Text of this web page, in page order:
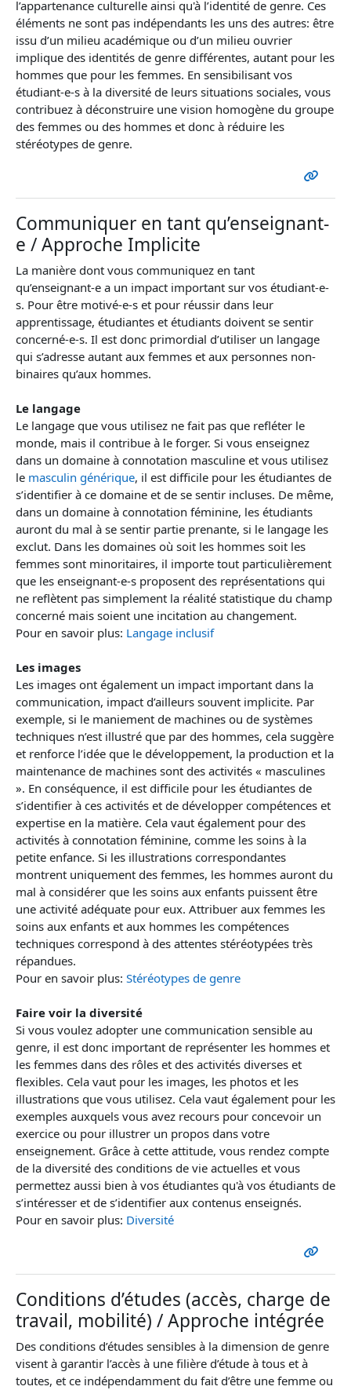
l’appartenance culturelle ainsi qu'à l’identité de genre. Ces
éléments ne sont pas indépendants les uns des autres: être
issu d’un milieu académique ou d’un milieu ouvrier
implique des identités de genre différentes, autant pour les
hommes que pour les femmes. En sensibilisant vos
étudiant-e-s à la diversité de leurs situations sociales, vous
contribuez à déconstruire une vision homogène du groupe
des femmes ou des hommes et donc à réduire les
stéréotypes de genre.
Communiquer en tant qu’enseignant-
e / Approche Implicite
La manière dont vous communiquez en tant
qu’enseignant-e a un impact important sur vos étudiant-e-
s. Pour être motivé-e-s et pour réussir dans leur
apprentissage, étudiantes et étudiants doivent se sentir
concerné-e-s. Il est donc primordial d’utiliser un langage
qui s’adresse autant aux femmes et aux personnes non-
binaires qu’aux hommes.
Le langage
Le langage que vous utilisez ne fait pas que refléter le
monde, mais il contribue à le forger. Si vous enseignez
dans un domaine à connotation masculine et vous utilisez
le masculin générique, il est difficile pour les étudiantes de
s’identifier à ce domaine et de se sentir incluses. De même,
dans un domaine à connotation féminine, les étudiants
auront du mal à se sentir partie prenante, si le langage les
exclut. Dans les domaines où soit les hommes soit les
femmes sont minoritaires, il importe tout particulièrement
que les enseignant-e-s proposent des représentations qui
ne reflètent pas simplement la réalité statistique du champ
concerné mais soient une incitation au changement.
Pour en savoir plus: Langage inclusif
Les images
Les images ont également un impact important dans la
communication, impact d’ailleurs souvent implicite. Par
exemple, si le maniement de machines ou de systèmes
techniques n’est illustré que par des hommes, cela suggère
et renforce l’idée que le développement, la production et la
maintenance de machines sont des activités « masculines
». En conséquence, il est difficile pour les étudiantes de
s’identifier à ces activités et de développer compétences et
expertise en la matière. Cela vaut également pour des
activités à connotation féminine, comme les soins à la
petite enfance. Si les illustrations correspondantes
montrent uniquement des femmes, les hommes auront du
mal à considérer que les soins aux enfants puissent être
une activité adéquate pour eux. Attribuer aux femmes les
soins aux enfants et aux hommes les compétences
techniques correspond à des attentes stéréotypées très
répandues.
Pour en savoir plus: Stéréotypes de genre
Faire voir la diversité
Si vous voulez adopter une communication sensible au
genre, il est donc important de représenter les hommes et
les femmes dans des rôles et des activités diverses et
flexibles. Cela vaut pour les images, les photos et les
illustrations que vous utilisez. Cela vaut également pour les
exemples auxquels vous avez recours pour concevoir un
exercice ou pour illustrer un propos dans votre
enseignement. Grâce à cette attitude, vous rendez compte
de la diversité des conditions de vie actuelles et vous
permettez aussi bien à vos étudiantes qu'à vos étudiants de
s’intéresser et de s’identifier aux contenus enseignés.
Pour en savoir plus: Diversité
Conditions d’études (accès, charge de
travail, mobilité) / Approche intégrée
Des conditions d’études sensibles à la dimension de genre
visent à garantir l’accès à une filière d’étude à tous et à
toutes, et ce indépendamment du fait d’être une femme ou